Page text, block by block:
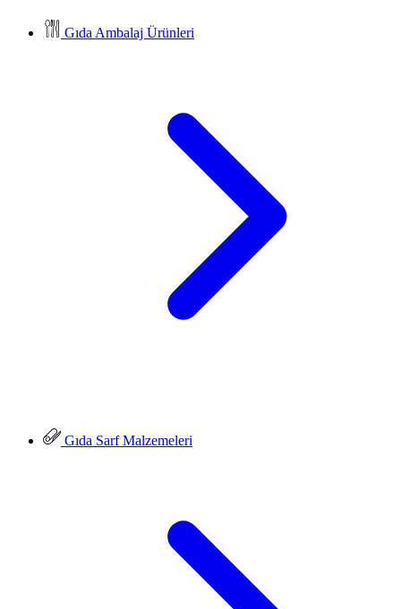
Gıda Ambalaj Ürünleri
Gıda Sarf Malzemeleri